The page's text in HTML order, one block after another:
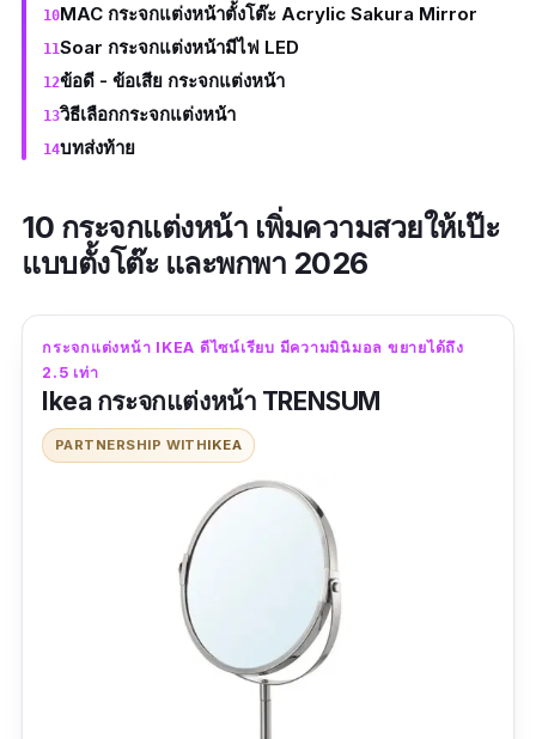
MAC กระจกแต่งหน้าตั้งโต๊ะ Acrylic Sakura Mirror
Soar กระจกแต่งหน้ามีไฟ LED
ข้อดี - ข้อเสีย กระจกแต่งหน้า
วิธีเลือกกระจกแต่งหน้า
บทส่งท้าย
10 กระจกแต่งหน้า เพิ่มความสวยให้เป๊ะ
แบบตั้งโต๊ะ และพกพา 2026
กระจกแต่งหน้า IKEA ดีไซน์เรียบ มีความมินิมอล ขยายได้ถึง
2.5 เท่า
Ikea กระจกแต่งหน้า TRENSUM
PARTNERSHIP WITHIKEA